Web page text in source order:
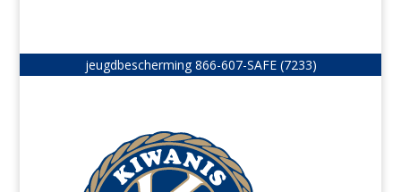
jeugdbescherming 866-607-SAFE (7233)